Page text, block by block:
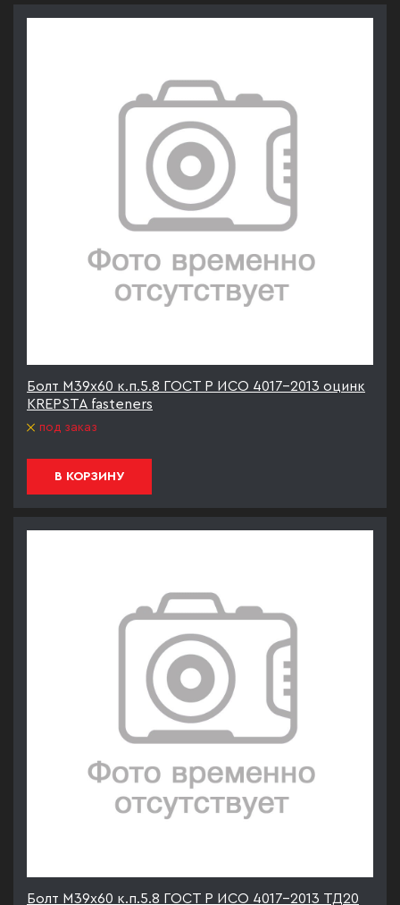
Болт М39х60 к.п.5.8 ГОСТ Р ИСО 4017-2013 оцинк
KREPSTA fasteners
под заказ
В КОРЗИНУ
Болт М39х60 к.п.5.8 ГОСТ Р ИСО 4017-2013 ТД20